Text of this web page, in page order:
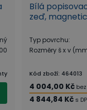
Bílá
zeď,
Typ povrchu:
Rozměry š x v
Kód zboží: 464013
4 004,00 Kč bez
4 844,84 Kč s